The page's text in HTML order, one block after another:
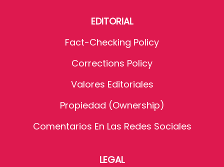
EDITORIAL
Fact-Checking Policy
Corrections Policy
Valores Editoriales
Propiedad (Ownership)
Comentarios En Las Redes Sociales
LEGAL